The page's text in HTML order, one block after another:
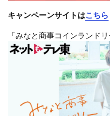
キャンペーンサイトはこちら
「みなと商事コインランドリ